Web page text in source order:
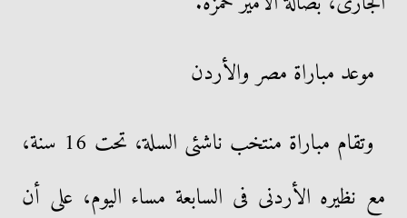
موعد مباراة مصر والأردن
وتقام مباراة منتخب ناشئى السلة، تحت 16 سنة،
مع نظيره الأردنى فى السابعة مساء اليوم، على أن